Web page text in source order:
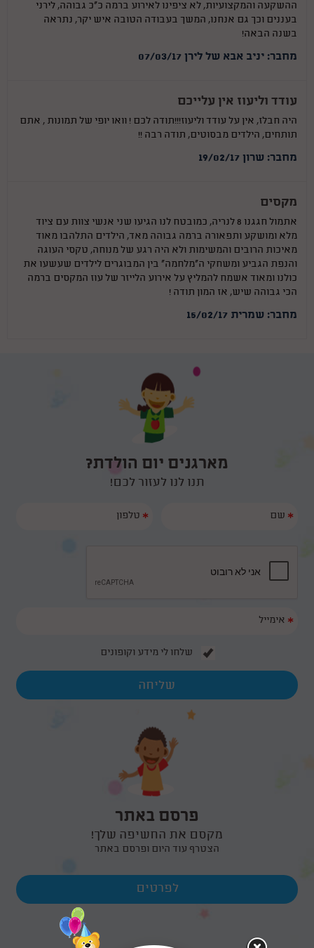
ההשקעה והמקצועיות, לא ציפינו לאירוע ברמה כ"כ גבוהה, לירני
בעננים וכך גם אנחנו, המשך בעבודה הטובה איש יקר, נתראה
בשנה הבאה!
מחבר: יניב אבא של לירן 07/03/17
עודד וליעוז אין עלייכם
היה חבלז, אין על עודד וליעוז!!!תודה לכם ! וואו יופי של תמונות , אתם
תותחים, הילדים מבסוטים, תודה רבה !!
מחבר: שרון 19/02/17
מקסים
אתמול חגגנו 8 לנריה, כמובטח לנו הגיעו שני אנשי צוות עם ציוד
מלא ומושקע ותפאורה ברמה גבוהה מאד, הילדים התלהבו מאוד
מאיכות הרובים והמשימות ולא היה רגע של מנוחה, טקסי העוגה
והנפת הגביע ומשחקי ה"מלחמה" בין המבוגרים לילדים שעשעו את
כולנו ומאוד אשמח להמליץ על אירוע הלייזר של עוז המקסים ברמה
הכי גבוהה שיש, אז המון תודה !
מחבר: שמרית 15/02/17
מארגנים יום הולדת?
תנו לנו לעזור לכם!
*
*
*
שלחו לי מידע וקופונים
פרסם באתר
מקסם את החשיפה שלך!
הצטרף עוד היום ופרסם באתר
לפרטים